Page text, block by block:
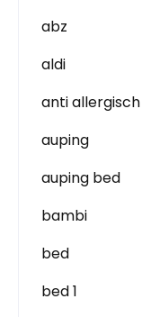
abz
aldi
anti allergisch
auping
auping bed
bambi
bed
bed 1